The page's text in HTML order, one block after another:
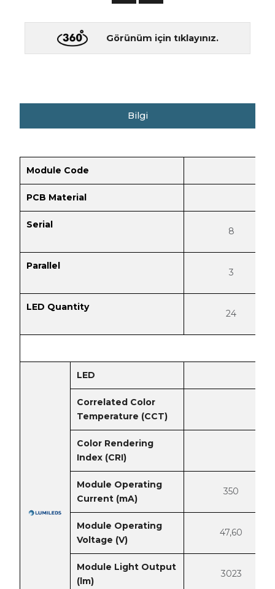
Görünüm için tıklayınız.
Bilgi
Module Code
PCB Material
Serial
8
Parallel
3
LED Quantity
24
LED
Correlated Color
Temperature (CCT)
Color Rendering
Index (CRI)
Module Operating
Current (mA)
350
Module Operating
Voltage (V)
47,60
Module Light Output
(lm)
3023